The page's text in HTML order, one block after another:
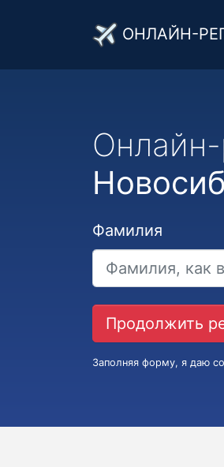
ОНЛАЙН-
Онлайн-
Фамилия
Заполняя форму, я даю